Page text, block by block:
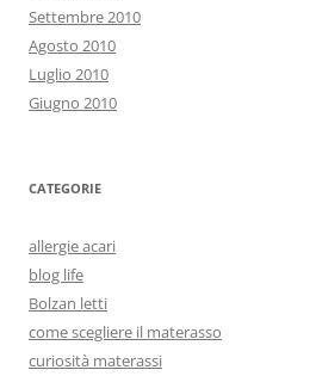
Settembre 2010
Agosto 2010
Luglio 2010
Giugno 2010
CATEGORIE
allergie acari
blog life
Bolzan letti
come scegliere il materasso
curiosità materassi